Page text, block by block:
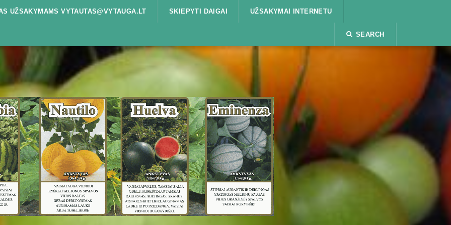
UŽSAKYMAMS VYTAUTAS@VYTAUGA.LT SKIEPYTI DAIGAI UŽSAKYMAI INTERNETU
SEARCH